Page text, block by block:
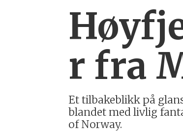
r fra
Et tilbakeblikk på
blandet med livlig
of Norway.